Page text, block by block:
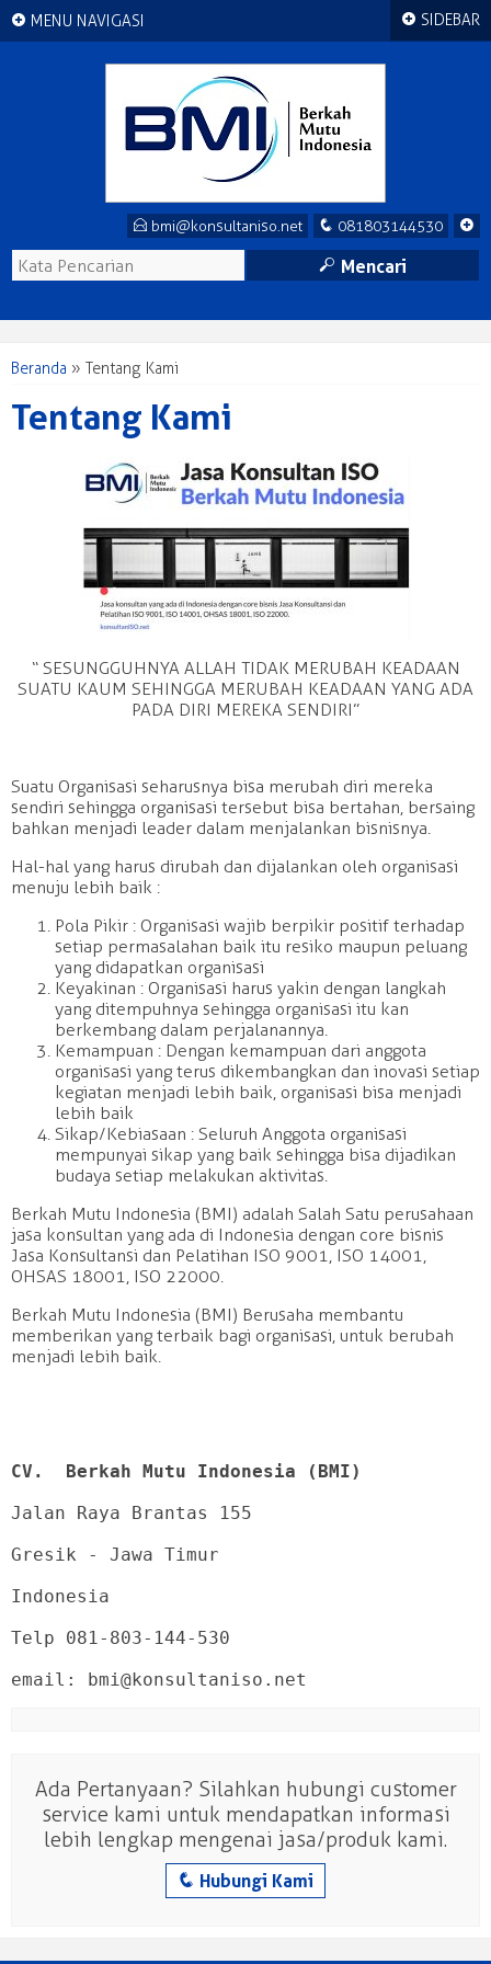
+ MENU NAVIGASI
+
q 081803144530
E bmi@konsultaniso.net
M Mencari
Beranda » Tentang Kami
Tentang Kami
“ SESUNGGUHNYA ALLAH TIDAK MERUBAH KEADAAN
SUATU KAUM SEHINGGA MERUBAH KEADAAN YANG ADA
PADA DIRI MEREKA SENDIRI”
Suatu Organisasi seharusnya bisa merubah diri mereka
sendiri sehingga organisasi tersebut bisa bertahan, bersaing
bahkan menjadi leader dalam menjalankan bisnisnya.
Hal-hal yang harus dirubah dan dijalankan oleh organisasi
menuju lebih baik :
Pola Pikir : Organisasi wajib berpikir positif terhadap
setiap permasalahan baik itu resiko maupun peluang
yang didapatkan organisasi
Keyakinan : Organisasi harus yakin dengan langkah
yang ditempuhnya sehingga organisasi itu kan
berkembang dalam perjalanannya.
Kemampuan : Dengan kemampuan dari anggota
organisasi yang terus dikembangkan dan inovasi setiap
kegiatan menjadi lebih baik, organisasi bisa menjadi
lebih baik
Sikap/Kebiasaan : Seluruh Anggota organisasi
mempunyai sikap yang baik sehingga bisa dijadikan
budaya setiap melakukan aktivitas.
Berkah Mutu Indonesia (BMI) adalah Salah Satu perusahaan
jasa konsultan yang ada di Indonesia dengan core bisnis
Jasa Konsultansi dan Pelatihan ISO 9001, ISO 14001,
OHSAS 18001, ISO 22000.
Berkah Mutu Indonesia (BMI) Berusaha membantu
memberikan yang terbaik bagi organisasi, untuk berubah
menjadi lebih baik.
CV.  Berkah Mutu Indonesia (BMI)
Jalan Raya Brantas 155
Gresik - Jawa Timur
Indonesia
Telp 081-803-144-530
email: bmi@konsultaniso.net
+ SIDEBAR
Ada Pertanyaan? Silahkan hubungi customer
service kami untuk mendapatkan informasi
lebih lengkap mengenai jasa/produk kami.
q Hubungi Kami